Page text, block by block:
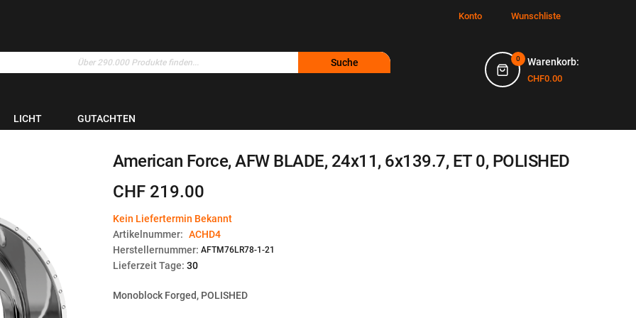
Konto Wunschliste
0 Warenkorb:
CHF0.00
Suche
LICHT GUTACHTEN
American Force, AFW BLADE, 24x11, 6x139.7, ET 0, POLISHED
CHF 219.00
Kein Liefertermin Bekannt
Artikelnummer: ACHD4
Herstellernummer: AFTM76LR78-1-21
Lieferzeit Tage: 30
Monoblock Forged, POLISHED